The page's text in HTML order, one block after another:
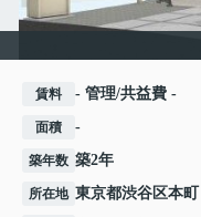
賃料 - 管理/共益費 -
面積 -
築年数 築2年
所在地 東京都渋谷区本町